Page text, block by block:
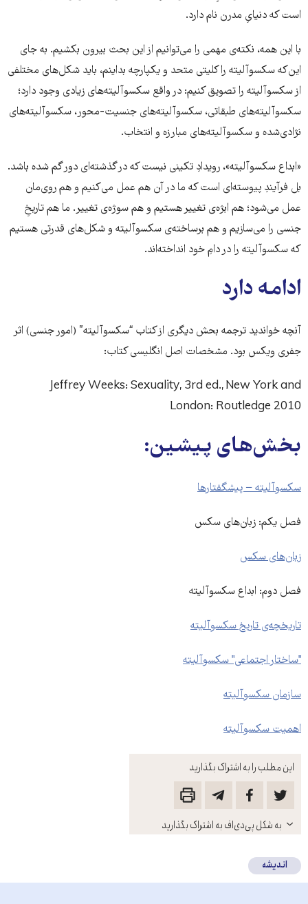
این مطلب را به اشتراک بگذارید
باز
کنید
به شکل پی‌دی‌اف به اشتراک بگذارید
است که دنیایِ مدرن نام دارد.
با این همه، نکته‌ی مهمی را می‌توانیم از این بحث بیرون بکشیم. به جای
این‌که سکسوآلیته را کلیتی متحد و یکپارچه بداینم، باید شکل‌های مختلفی
از سکسوآلیته را تصویق کنیم: در واقع سکسوآلیته‌های زیادی وجود دارد؛
سکسوآلیته‌های طبقاتی، سکسوآلیته‌های جنسیت-محور، سکسوآلیته‌های
نژادی‌شده و سکسوآلیته‌های مبارزه و انتخاب.
«ابداع سکسوآلیته»، رویدادِ تکینی نیست که در گذشته‌ای دور گم شده باشد.
بل فرآیندِ پیوسته‌ای است که ما در آن هم عمل می‌کنیم و هم روی‌مان
عمل می‌شود؛ هم ابژه‌ی تغییر هستیم و هم سوژه‌ی تغییر. ما هم تاریخِ
جنسی را می‌سازیم و هم برساخته‌ی سکسوآلیته و شکل‌های قدرتی هستیم
که سکسوآلیته را در دامِ خود انداخته‌اند.
ادامه دارد
آنچه خواندید ترجمه بحش دیگری از کتاب “سکسوآلیته” (امور جنسی) اثر
جفری ویکس بود. مشخصات اصل انگلیسی کتاب:
Jeffrey Weeks: Sexuality, 3rd ed., New York and
London: Routledge 2010
بخش‌های پیشین:
سکسوآلیته − پیشگفتارها
فصل یکم: زبان‌های سکس
زبان‌های سکس
فصل دوم: ابداع سکسوآلیته
تاریخچه‌ی تاریخ سکسوآلیته
"ساختار اجتماعی" سکسوآلیته
سازمان سکسوآلیته
اهمیت سکسوآلیته
اندیشه